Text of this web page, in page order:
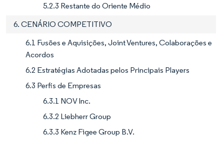
5.2.3 Restante do Oriente Médio
6. CENÁRIO COMPETITIVO
6.1 Fusões e Aquisições, Joint Ventures, Colaborações e
Acordos
6.2 Estratégias Adotadas pelos Principais Players
6.3 Perfis de Empresas
6.3.1 NOV Inc.
6.3.2 Liebherr Group
6.3.3 Kenz Figee Group B.V.